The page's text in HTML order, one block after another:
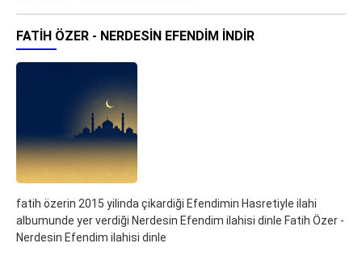
FATIH ÖZER - NERDESIN EFENDIM İNDIR
fatih özerin 2015 yilinda çikardiği Efendimin Hasretiyle ilahi
albumunde yer verdiği Nerdesin Efendim ilahisi dinle Fatih Özer -
Nerdesin Efendim ilahisi dinle